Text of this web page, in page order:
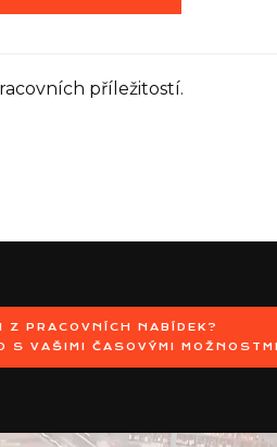
příležitostí.
Z PRACOVNÍCH NABÍDEK?
S VAŠIMI ČASOVÝMI